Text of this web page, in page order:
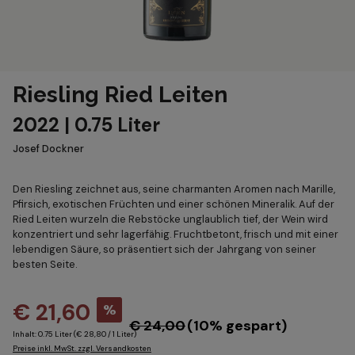
Riesling Ried Leiten
2022 | 0.75 Liter
Josef Dockner
Den Riesling zeichnet aus, seine charmanten Aromen nach Marille,
Pfirsich, exotischen Früchten und einer schönen Mineralik. Auf der
Ried Leiten wurzeln die Rebstöcke unglaublich tief, der Wein wird
konzentriert und sehr lagerfähig. Fruchtbetont, frisch und mit einer
lebendigen Säure, so präsentiert sich der Jahrgang von seiner
besten Seite.
€ 21,60
%
€ 24,00(10% gespart)
Inhalt:0.75 Liter(€ 28,80 / 1 Liter)
Preise inkl. MwSt. zzgl. Versandkosten